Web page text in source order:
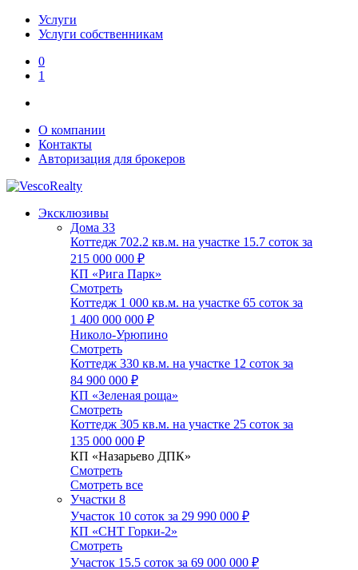
Услуги
Услуги собственникам
0
1
О компании
Контакты
Авторизация для брокеров
Эксклюзивы
Дома 33
Коттедж 702.2 кв.м. на участке 15.7 соток за
215 000 000 ₽
КП «Рига Парк»
Смотреть
Коттедж 1 000 кв.м. на участке 65 соток за
1 400 000 000 ₽
Николо-Урюпино
Смотреть
Коттедж 330 кв.м. на участке 12 соток за
84 900 000 ₽
КП «Зеленая роща»
Смотреть
Коттедж 305 кв.м. на участке 25 соток за
135 000 000 ₽
КП «Назарьево ДПК»
Смотреть
Смотреть все
Участки 8
Участок 10 соток за 29 990 000 ₽
КП «СНТ Горки-2»
Смотреть
Участок 15.5 соток за 69 000 000 ₽